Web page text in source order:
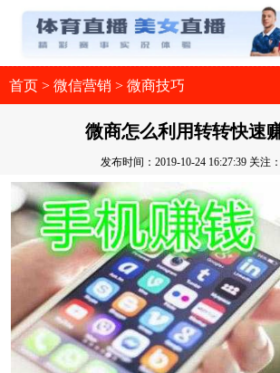
首页 > 微信营销 > 微商技巧
微商怎么利用转转快速
发布时间：2019-10-24 16:27:39 关注